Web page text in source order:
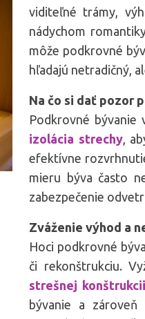
viditeľné trámy,
nádychom
môže podkrovné
hľadajú netradičný,
Na čo si dať pozor
Podkrovné bývanie
izolácia strechy,
efektívne
mieru býva často
zabezpečenie
Zváženie výhod a
Hoci podkrovné
či rekonštrukciu.
strešnej konštrukcii
bývanie a